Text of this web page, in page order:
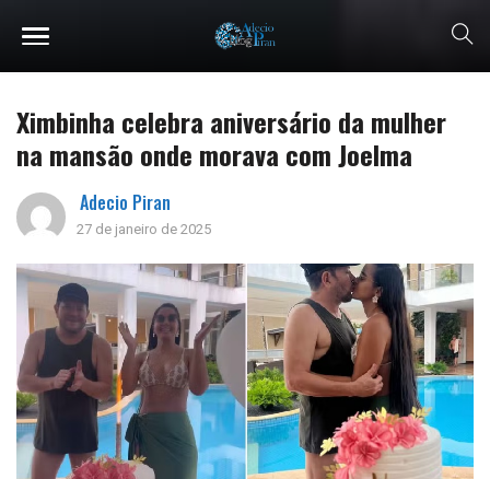
Ximbinha celebra aniversário da mulher
na mansão onde morava com Joelma
Adecio Piran
27 de janeiro de 2025